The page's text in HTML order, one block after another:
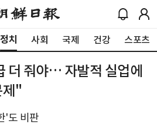
정치 사회 국제 건강 스포츠
더 줘야… 자발적 실업에
제"
'도 비판